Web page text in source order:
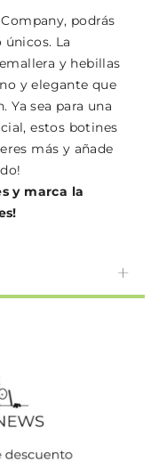
podrás
La
y hebillas
y elegante que
Ya sea para una
estos botines
más y añade
y marca la